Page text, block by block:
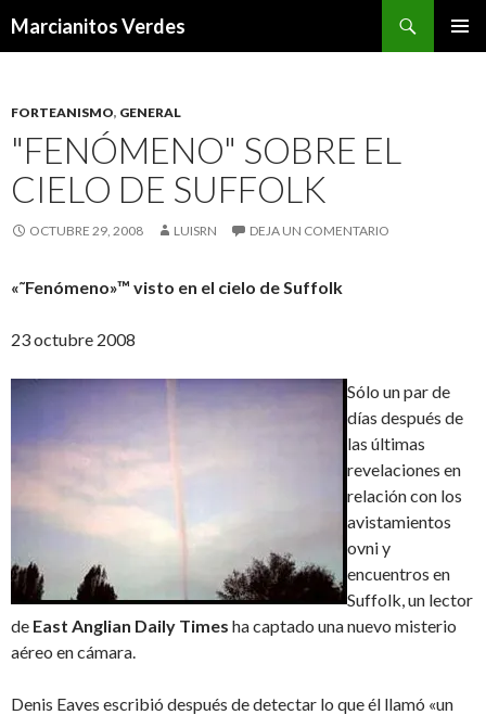
Marcianitos Verdes
FORTEANISMO, GENERAL
"FENÓMENO" SOBRE EL
CIELO DE SUFFOLK
OCTUBRE 29, 2008 LUISRN DEJA UN COMENTARIO
«˜Fenómeno»™ visto en el cielo de Suffolk
23 octubre 2008
Sólo un par de
días después de
las últimas
revelaciones en
relación con los
avistamientos
ovni y
encuentros en
Suffolk, un lector
de East Anglian Daily Times ha captado una nuevo misterio
aéreo en cámara.
Denis Eaves escribió después de detectar lo que él llamó «un